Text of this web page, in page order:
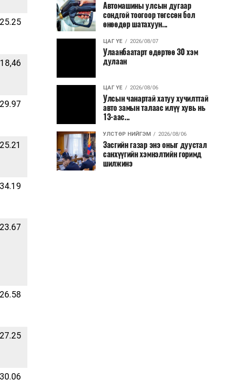
25.25
18,46
29.97
25.21
34.19
23.67
26.58
27.25
30.06
Автомашины улсын дугаар
сондгой тоогоор төгссөн бол
өнөөдөр шатахуун...
ЦАГ ҮЕ 2026/08/07
Улаанбаатарт өдөртөө 30 хэм
дулаан
ЦАГ ҮЕ 2026/08/06
Улсын чанартай хатуу хучилттай
авто замын талаас илүү хувь нь
13-аас...
УЛСТӨР НИЙГЭМ 2026/08/06
Засгийн газар энэ оныг дуустал
санхүүгийн хэмнэлтийн горимд
шилжинэ